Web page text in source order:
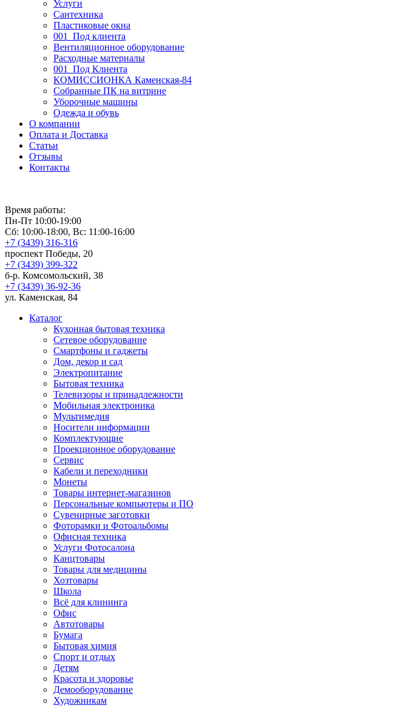
Услуги
Сантехника
Пластиковые окна
001_Под клиента
Вентиляционное оборудование
Расходные материалы
001_Под Клиента
КОМИССИОНКА Каменская-84
Собранные ПК на витрине
Уборочные машины
Одежда и обувь
О компании
Оплата и Доставка
Статьи
Отзывы
Контакты
Время работы:
Пн-Пт 10:00-19:00
Сб: 10:00-18:00, Вс: 11:00-16:00
+7 (3439) 316-316
проспект Победы, 20
+7 (3439) 399-322
б-р. Комсомольский, 38
+7 (3439) 36-92-36
ул. Каменская, 84
Каталог
Кухонная бытовая техника
Сетевое оборудование
Смартфоны и гаджеты
Дом, декор и сад
Электропитание
Бытовая техника
Телевизоры и принадлежности
Мобильная электроника
Мультимедия
Носители информации
Комплектующие
Проекционное оборудование
Сервис
Кабели и переходники
Монеты
Товары интернет-магазинов
Персональные компьютеры и ПО
Сувенирные заготовки
Фоторамки и Фотоальбомы
Офисная техника
Услуги Фотосалона
Канцтовары
Товары для медицины
Хозтовары
Школа
Всё для клининга
Офис
Автотовары
Бумага
Бытовая химия
Спорт и отдых
Детям
Красота и здоровье
Демооборудование
Художникам